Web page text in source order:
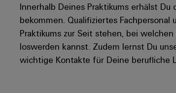
Innerhalb Deines Praktikums erhälst
bekommen. Qualifiziertes
Praktikums zur Seit stehen, bei
loswerden kannst. Zudem lernst Du
wichtige Kontakte für Deine berufliche